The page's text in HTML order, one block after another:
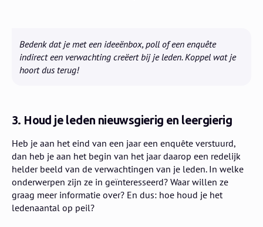
​Bedenk dat je met een ideeënbox, poll of een enquête
indirect een verwachting creëert bij je leden. Koppel wat je
hoort dus terug!
3. Houd je leden nieuwsgierig en leergierig
Heb je aan het eind van een jaar een enquête verstuurd,
dan heb je aan het begin van het jaar daarop een redelijk
helder beeld van de verwachtingen van je leden. In welke
onderwerpen zijn ze in geïnteresseerd? Waar willen ze
graag meer informatie over? ​En dus: hoe houd je het
ledenaantal op peil?